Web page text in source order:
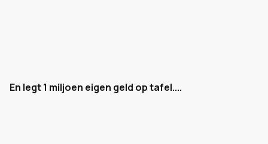
En legt 1 miljoen eigen geld op tafel....